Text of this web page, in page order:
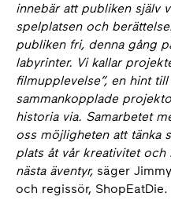
innebär att publiken själv
spelplatsen och
publiken fri, denna gång
labyrinter. Vi kallar
filmupplevelse”, en hint
sammankopplade
historia via. Samarbetet
oss möjligheten att tänka
plats åt vår kreativitet
nästa äventyr, säger
och regissör, ShopEatDie.